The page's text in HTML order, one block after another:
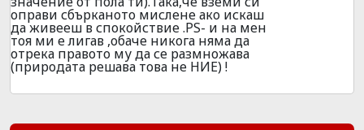
оправи сбърканото мислене ако искаш
да живееш в спокойствие .PS- и на мен
тоя ми е лигав ,обаче никога няма да
отрека правото му да се размножава
(природата решава това не НИЕ) !